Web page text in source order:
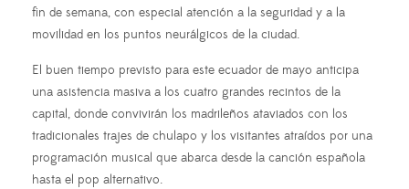
fin de semana, con especial atención a la seguridad y a la
movilidad en los puntos neurálgicos de la ciudad.
El buen tiempo previsto para este ecuador de mayo anticipa
una asistencia masiva a los cuatro grandes recintos de la
capital, donde convivirán los madrileños ataviados con los
tradicionales trajes de chulapo y los visitantes atraídos por una
programación musical que abarca desde la canción española
hasta el pop alternativo.